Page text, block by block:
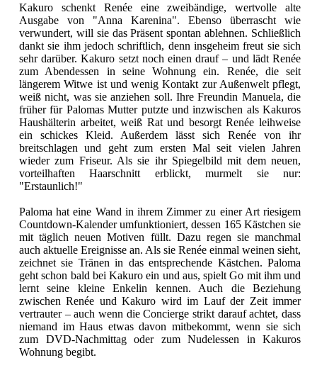
Kakuro schenkt Renée eine zweibändige, wertvolle alte
Ausgabe von "Anna Karenina". Ebenso überrascht wie
verwundert, will sie das Präsent spontan ablehnen. Schließlich
dankt sie ihm jedoch schriftlich, denn insgeheim freut sie sich
sehr darüber. Kakuro setzt noch einen drauf – und lädt Renée
zum Abendessen in seine Wohnung ein. Renée, die seit
längerem Witwe ist und wenig Kontakt zur Außenwelt pflegt,
weiß nicht, was sie anziehen soll. Ihre Freundin Manuela, die
früher für Palomas Mutter putzte und inzwischen als Kakuros
Haushälterin arbeitet, weiß Rat und besorgt Renée leihweise
ein schickes Kleid. Außerdem lässt sich Renée von ihr
breitschlagen und geht zum ersten Mal seit vielen Jahren
wieder zum Friseur. Als sie ihr Spiegelbild mit dem neuen,
vorteilhaften Haarschnitt erblickt, murmelt sie nur:
"Erstaunlich!"
Paloma hat eine Wand in ihrem Zimmer zu einer Art riesigem
Countdown-Kalender umfunktioniert, dessen 165 Kästchen sie
mit täglich neuen Motiven füllt. Dazu regen sie manchmal
auch aktuelle Ereignisse an. Als sie Renée einmal weinen sieht,
zeichnet sie Tränen in das entsprechende Kästchen. Paloma
geht schon bald bei Kakuro ein und aus, spielt Go mit ihm und
lernt seine kleine Enkelin kennen. Auch die Beziehung
zwischen Renée und Kakuro wird im Lauf der Zeit immer
vertrauter – auch wenn die Concierge strikt darauf achtet, dass
niemand im Haus etwas davon mitbekommt, wenn sie sich
zum DVD-Nachmittag oder zum Nudelessen in Kakuros
Wohnung begibt.